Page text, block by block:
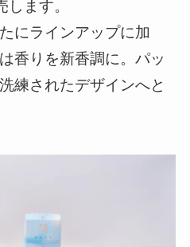
ます。
にラインアップに加
香りを新香調に。パッ
練されたデザインへと